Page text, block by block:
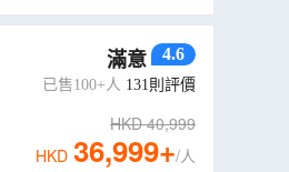
滿意 4.6
已售100+人 131則評價
HKD40,999
HKD 36,999+/人